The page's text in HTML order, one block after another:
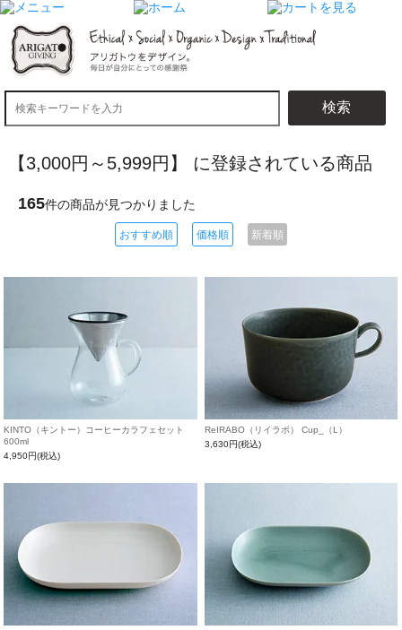
検索
【3,000円～5,999円】 に登録されている商品
165件の商品が見つかりました
おすすめ順 価格順 新着順
KINTO（キントー）コーヒーカラフェセット
600ml
4,950円(税込)
ReIRABO（リイラボ） Cup_（L）
3,630円(税込)